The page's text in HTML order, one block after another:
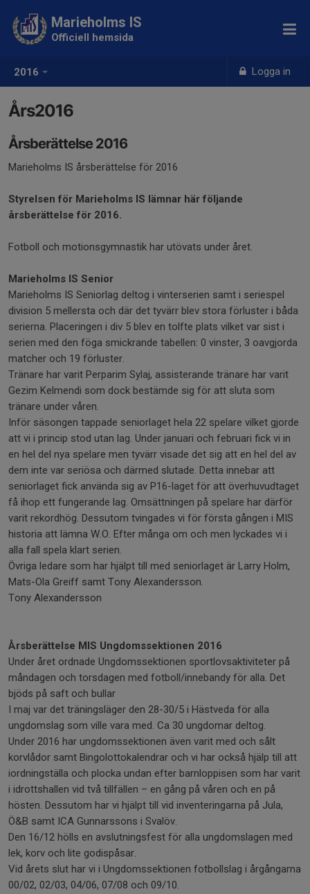
2016 Logga in
Marieholms IS
Officiell hemsida
Års2016
Årsberättelse 2016
Marieholms IS årsberättelse för 2016
Styrelsen för Marieholms IS lämnar här följande
årsberättelse för 2016.
Fotboll och motionsgymnastik har utövats under året.
Marieholms IS Senior
Marieholms IS Seniorlag deltog i vinterserien samt i seriespel
division 5 mellersta och där det tyvärr blev stora förluster i båda
serierna. Placeringen i div 5 blev en tolfte plats vilket var sist i
serien med den föga smickrande tabellen: 0 vinster, 3 oavgjorda
matcher och 19 förluster.
Tränare har varit Perparim Sylaj, assisterande tränare har varit
Gezim Kelmendi som dock bestämde sig för att sluta som
tränare under våren.
Inför säsongen tappade seniorlaget hela 22 spelare vilket gjorde
att vi i princip stod utan lag. Under januari och februari fick vi in
en hel del nya spelare men tyvärr visade det sig att en hel del av
dem inte var seriösa och därmed slutade. Detta innebar att
seniorlaget fick använda sig av P16-laget för att överhuvudtaget
få ihop ett fungerande lag. Omsättningen på spelare har därför
varit rekordhög. Dessutom tvingades vi för första gången i MIS
historia att lämna W.O. Efter många om och men lyckades vi i
alla fall spela klart serien.
Övriga ledare som har hjälpt till med seniorlaget är Larry Holm,
Mats-Ola Greiff samt Tony Alexandersson.
Tony Alexandersson
Årsberättelse MIS Ungdomssektionen 2016
Under året ordnade Ungdomssektionen sportlovsaktiviteter på
måndagen och torsdagen med fotboll/innebandy för alla. Det
bjöds på saft och bullar
I maj var det träningsläger den 28-30/5 i Hästveda för alla
ungdomslag som ville vara med. Ca 30 ungdomar deltog.
Under 2016 har ungdomssektionen även varit med och sålt
korvlådor samt Bingolottokalendrar och vi har också hjälp till att
iordningställa och plocka undan efter barnloppisen som har varit
i idrottshallen vid två tillfällen – en gång på våren och en på
hösten. Dessutom har vi hjälpt till vid inventeringarna på Jula,
Ö&B samt ICA Gunnarssons i Svalöv.
Den 16/12 hölls en avslutningsfest för alla ungdomslagen med
lek, korv och lite godispåsar.
Vid årets slut har vi i Ungdomssektionen fotbollslag i årgångarna
00/02, 02/03, 04/06, 07/08 och 09/10.